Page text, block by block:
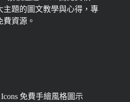
主題的圖文教學與心得，專
資源。
免費手繪風格圖示